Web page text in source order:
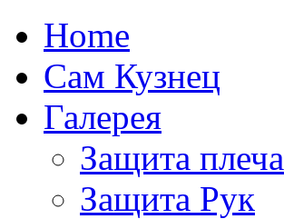
Home
Сам Кузнец
Галерея
Защита плеча
Защита Рук